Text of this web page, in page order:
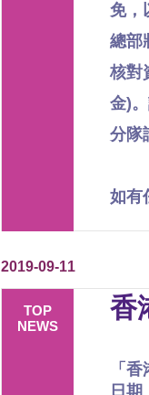
免，
總部
核對
金)
分隊
如有
2019-09-11
TOP
NEWS
香
「
日